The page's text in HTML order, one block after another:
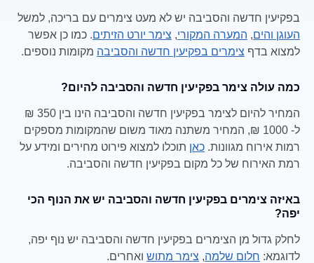
בפקיעין חדשה והסביבה יש לא מעט צימרים עם בריכה, למשל
העוגן והים, המערה המקורי, צימר יורט הזיתים. כמו כן אפשר
למצוא בדף צימרים בפקיעין חדשה והסביבה מקומות נוספים.
כמה עולה צימר בפקיעין חדשה והסביבה להיום?
המחיר להיום לצימר בפקיעין חדשה והסביבה הינו בין 350 ₪
ל- 1000 ₪, המחיר משתנה מאוד משום שהמקומות מספקים
רמות אירוח מגוונות. כאן תוכלו למצוא פירוט מחירים ומידע על
רמת האירוח של כל מקום בפקיעין חדשה והסביבה.
באיזה צימרים בפקיעין חדשה והסביבה יש את הנוף הכי
יפה?
לחלק גדול מן הצימרים בפקיעין חדשה והסביבה יש נוף יפה,
לדוגמא: חלום שלמה, צימר מתוש ואחרים.